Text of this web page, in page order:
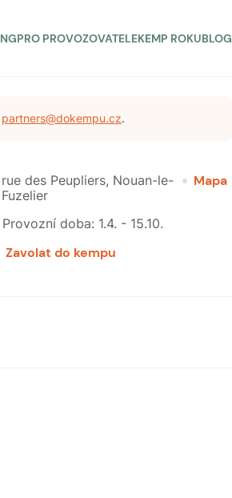
PRO PROVOZOVATELEKEMP ROKUBLOG
partners@dokempu.cz.
rue des Peupliers, Nouan-le-
Fuzelier
Mapa
Provozní doba: 1.4. - 15.10.
Zavolat do kempu